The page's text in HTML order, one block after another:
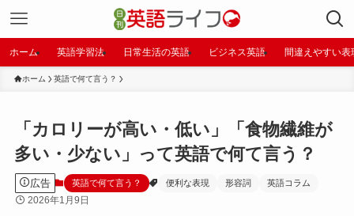
ホーム 英語学習法 日常生活の英語 ビジネス英語 間違えやすい表
ホーム 英語で何て言う？
「カロリーが高い・低い」「食物繊維が
多い・少ない」って英語で何て言う？
広告 英語で何て言う？ 便利な表現 形容詞 英語コラム
2026年1月9日